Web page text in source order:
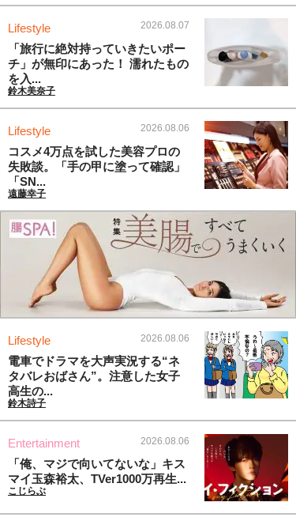
Lifestyle 2026.08.07
「旅行に絶対持っていきたいポー
チ」が無印にあった！ 濡れたもの
を入...
鈴木美奈子
Lifestyle 2026.08.06
コスメ4万点を試した美容プロの
失敗談。「手の甲に塗って確認」
「SN...
遠藤幸子
Lifestyle 2026.08.06
電車でドラマを大声実況する“ネ
タバレおばさん”。注意した女子
高生の...
鈴木詩子
Entertainment 2026.08.06
「俺、マジで向いてないな」キス
マイ玉森裕太、TVer1000万再生...
こじらぶ